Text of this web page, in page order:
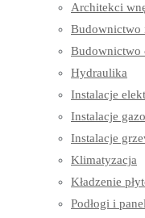
Architekci
Budownictwo
Budownictwo
Hydraulika
Instalacje
Instalacje
Instalacje
Klimatyzacja
Kładzenie
Podłogi i